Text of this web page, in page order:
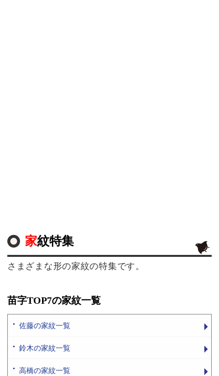
家紋特集
さまざまな形の家紋の特集です。
苗字TOP7の家紋一覧
佐藤の家紋一覧
鈴木の家紋一覧
高橋の家紋一覧